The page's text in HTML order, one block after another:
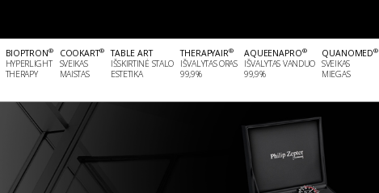
BIOPTRON®
HYPERLIGHT
THERAPY
COOKART®
SVEIKAS
MAISTAS
TABLE ART
IŠSKIRTINĖ STALO
ESTETIKA
THERAPYAIR®
IŠVALYTAS ORAS
99,9%
AQUEENAPRO®
IŠVALYTAS VANDUO
99,9%
QUANOMED®
SVEIKAS
MIEGAS